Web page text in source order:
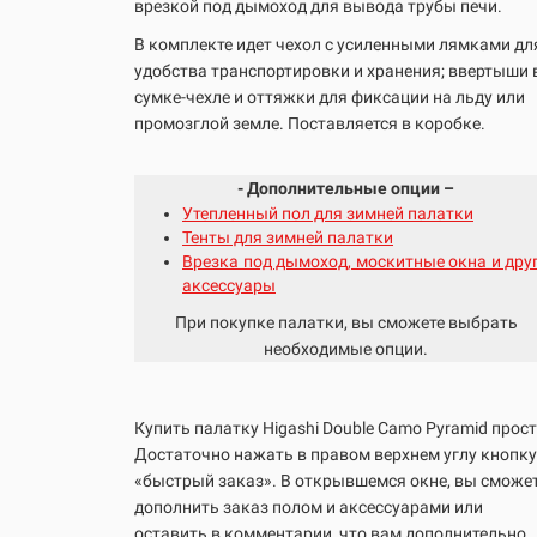
врезкой под дымоход для вывода трубы печи.
В комплекте идет чехол с усиленными лямками
удобства транспортировки и хранения; ввертыши
сумке-чехле и оттяжки для фиксации на льду или
промозглой земле. Поставляется в коробке.
- Дополнительные опции –
Утепленный пол для зимней палатки
Тенты для зимней палатки
Врезка под дымоход, москитные окна и
аксессуары
При покупке палатки, вы сможете выбрать
необходимые опции.
Купить палатку Higashi Double Camo Pyramid
Достаточно нажать в правом верхнем углу кнопку
«быстрый заказ». В открывшемся окне, вы
дополнить заказ полом и аксессуарами или